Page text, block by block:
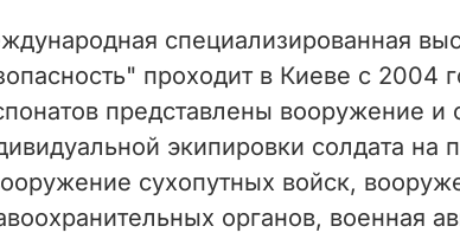
специализированная
проходит в Киеве с 2004
представлены вооружение и
экипировки солдата на
сухопутных войск,
органов, военная